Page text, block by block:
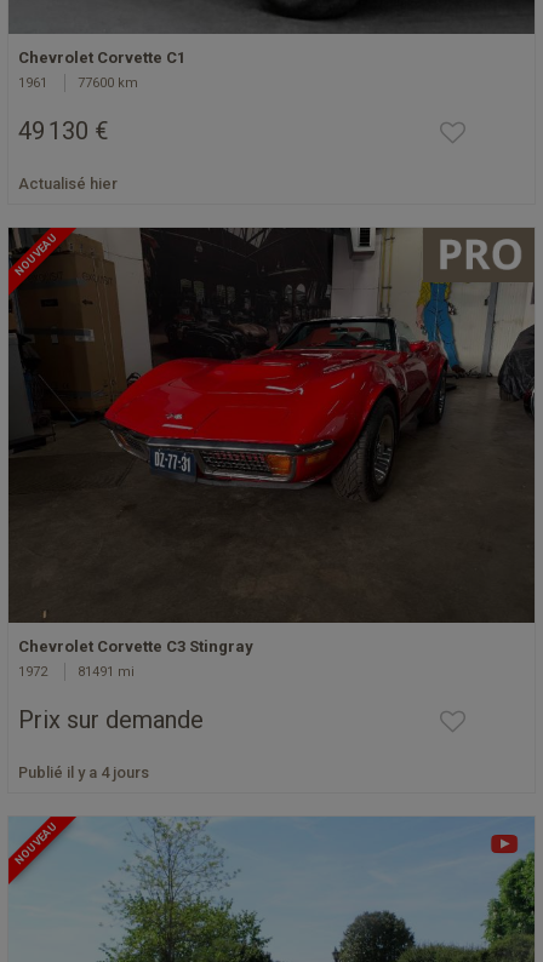
Chevrolet Corvette C1
1961 77600 km
49 130 €
Actualisé hier
NOUVEAU
Chevrolet Corvette C3 Stingray
1972 81491 mi
Prix sur demande
Publié il y a 4 jours
NOUVEAU